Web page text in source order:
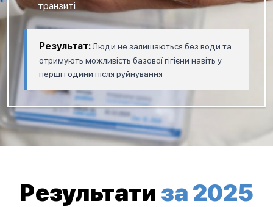
транзиті
Результат:Люди не залишаються без води та
отримують можливість базової гігієни навіть у
перші години після руйнування
Результати за 2025